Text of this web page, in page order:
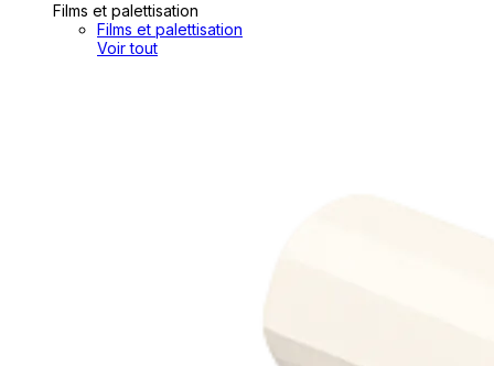
Films et palettisation
Films et palettisation
Voir tout